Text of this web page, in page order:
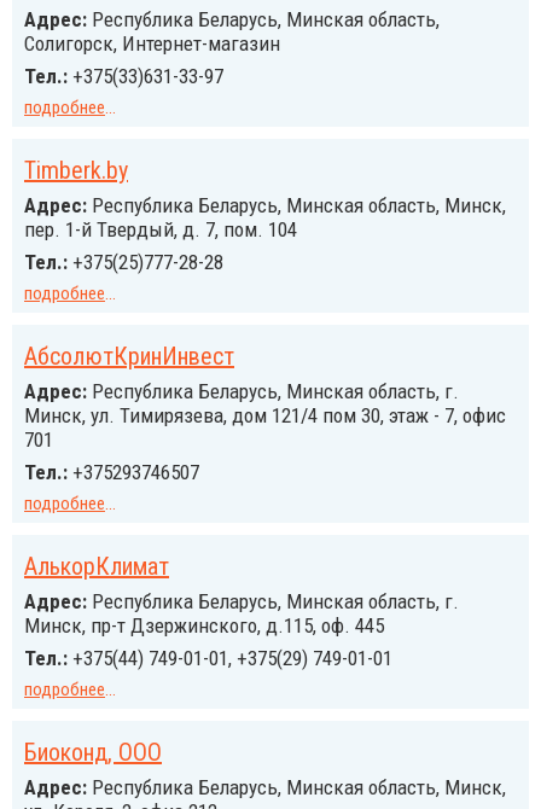
Адрес: Республика Беларусь, Минская область,
Солигорск, Интернет-магазин
Тел.: +375(33)631-33-97
подробнее...
Timberk.by
Адрес: Республика Беларусь, Минская область, Минск,
пер. 1-й Твердый, д. 7, пом. 104
Тел.: +375(25)777-28-28
подробнее...
АбсолютКринИнвест
Адрес: Республика Беларусь, Минская область, г.
Минск, ул. Тимирязева, дом 121/4 пом 30, этаж - 7, офис
701
Тел.: +375293746507
подробнее...
АлькорКлимат
Адрес: Республика Беларусь, Минская область, г.
Минск, пр-т Дзержинского, д.115, оф. 445
Тел.: +375(44) 749-01-01, +375(29) 749-01-01
подробнее...
Биоконд, ООО
Адрес: Республика Беларусь, Минская область, Минск,